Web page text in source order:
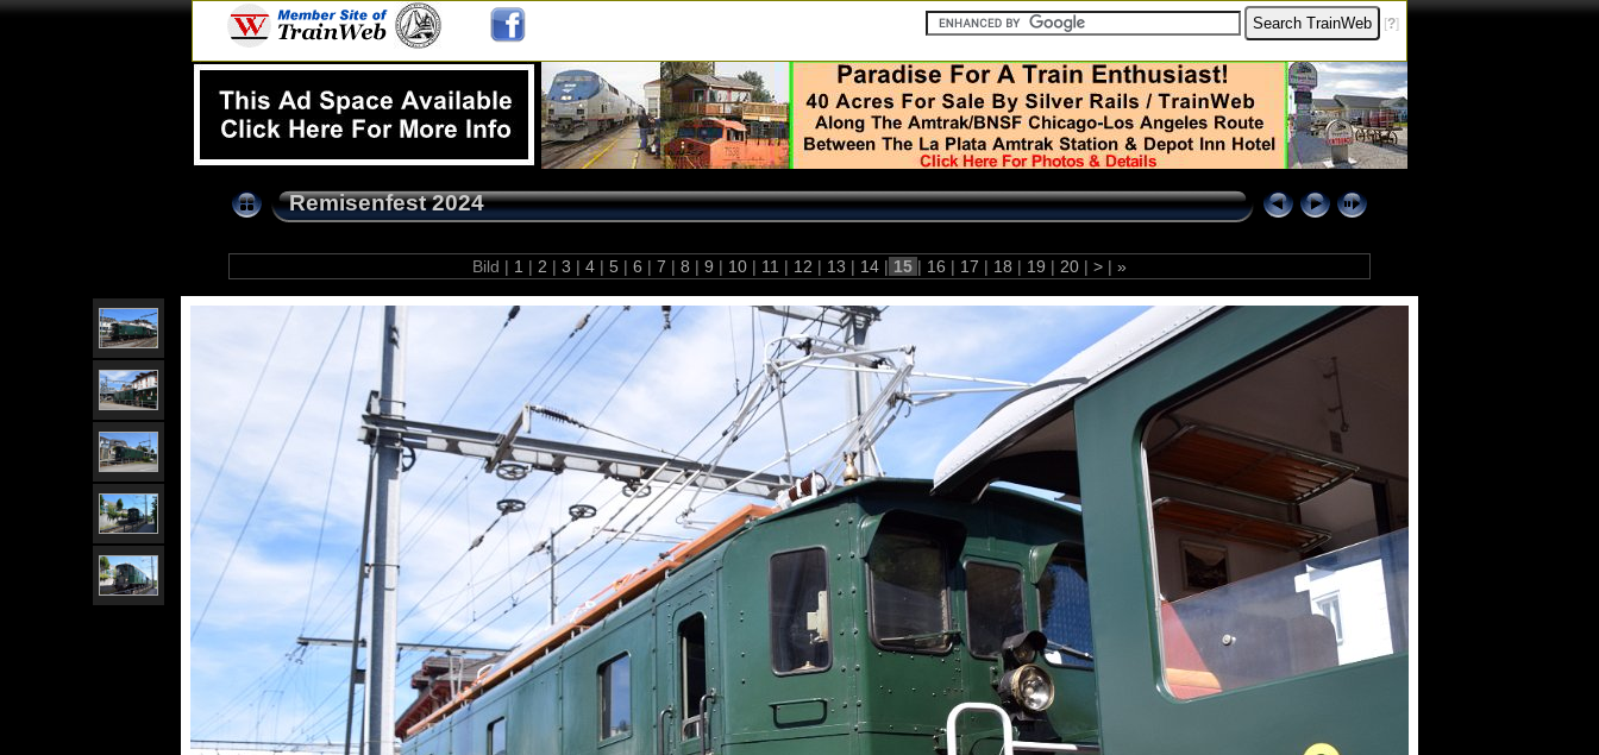
[?]
Remisenfest 2024
Bild | 1 | 2 | 3 | 4 | 5 | 6 | 7 | 8 | 9 | 10 | 11 | 12 | 13 | 14 | 15 | 16 | 17 | 18 | 19 | 20 | > | »